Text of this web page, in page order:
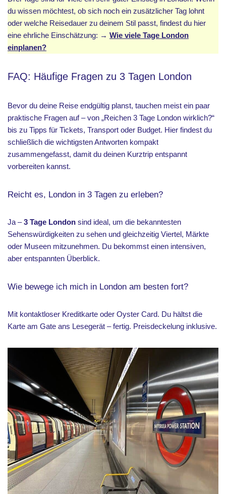
du wissen möchtest, ob sich noch ein zusätzlicher Tag lohnt
oder welche Reisedauer zu deinem Stil passt, findest du hier
eine ehrliche Einschätzung: → Wie viele Tage London
einplanen?
FAQ: Häufige Fragen zu 3 Tagen London
Bevor du deine Reise endgültig planst, tauchen meist ein paar
praktische Fragen auf – von „Reichen 3 Tage London wirklich?“
bis zu Tipps für Tickets, Transport oder Budget. Hier findest du
schließlich die wichtigsten Antworten kompakt
zusammengefasst, damit du deinen Kurztrip entspannt
vorbereiten kannst.
Reicht es, London in 3 Tagen zu erleben?
Ja –3 Tage London sind ideal, um die bekanntesten
Sehenswürdigkeiten zu sehen und gleichzeitig Viertel, Märkte
oder Museen mitzunehmen. Du bekommst einen intensiven,
aber entspannten Überblick.
Wie bewege ich mich in London am besten fort?
Mit kontaktloser Kreditkarte oder Oyster Card. Du hältst die
Karte am Gate ans Lesegerät – fertig. Preisdeckelung inklusive.